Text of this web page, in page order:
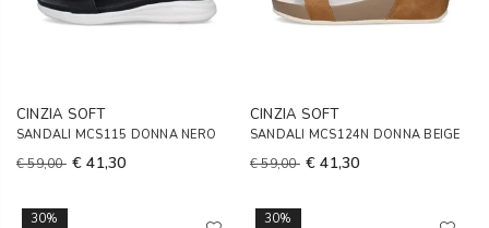
CINZIA SOFT
SANDALI MCS115 DONNA NERO
€ 59,00 € 41,30
CINZIA SOFT
SANDALI MCS124N DONNA BEIGE
€ 59,00 € 41,30
30% 30%